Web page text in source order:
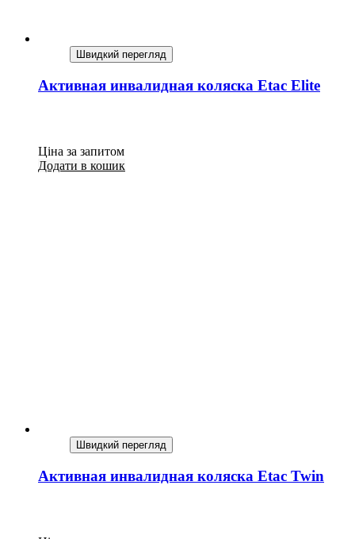
Швидкий перегляд
Активная инвалидная коляска Etac Elite
Ціна за запитом
Додати в кошик
Швидкий перегляд
Активная инвалидная коляска Etac Twin